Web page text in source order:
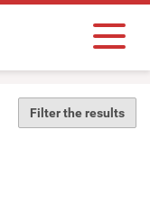
Filter the results